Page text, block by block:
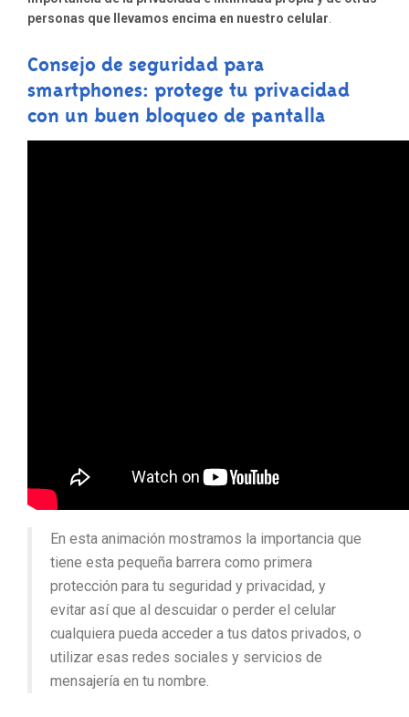
personas que llevamos encima en nuestro celular
Consejo de seguridad para
smartphones: protege tu privacidad
con un buen bloqueo de pantalla
En esta animación mostramos la importancia que
tiene esta pequeña barrera como primera
protección para tu seguridad y privacidad, y
evitar así que al descuidar o perder el celular
cualquiera pueda acceder a tus datos privados, o
utilizar esas redes sociales y servicios de
mensajería en tu nombre.